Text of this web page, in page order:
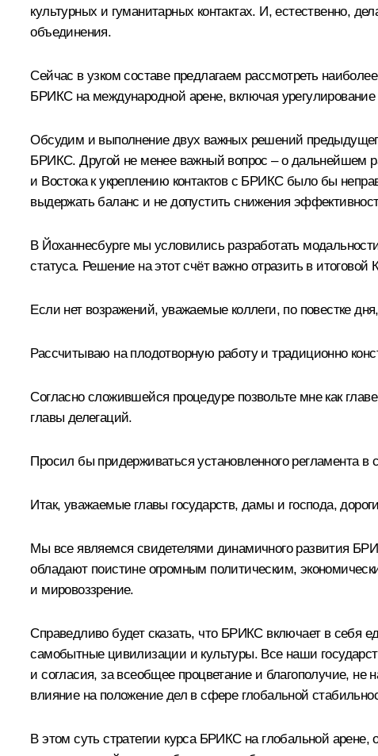
культурных и гуманитарных контактах. И, естественно,
объединения.
Сейчас в узком составе предлагаем рассмотреть
БРИКС на международной арене, включая
Обсудим и выполнение двух важных решений
БРИКС. Другой не менее важный вопрос – о дальнейшем
и Востока к укреплению контактов с БРИКС было бы
выдержать баланс и не допустить снижения
В Йоханнесбурге мы условилисьразработать
статуса. Решение на этот счёт важно отразить в итоговой
Если нет возражений, уважаемые коллеги, по повестке
Рассчитываю на плодотворную работу и традиционно
Согласно сложившейся процедуре позвольте мне как
главы делегаций.
Просил бы придерживаться установленного регламента
Итак, уважаемые главы государств, дамы и господа,
Мы все являемся свидетелями динамичного развития
обладают поистине огромным политическим,
и мировоззрение.
Справедливо будет сказать, что БРИКС включает в себя
самобытные цивилизации и культуры. Все наши
и согласия, за всеобщее процветание и благополучие, не
влияние на положение дел в сфере глобальной
В этом суть стратегии курса БРИКС на глобальной